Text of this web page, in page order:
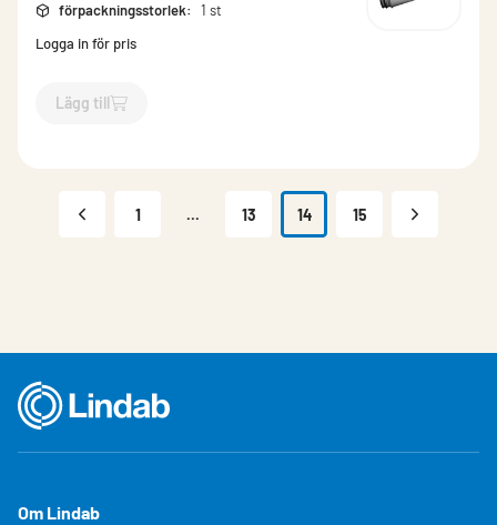
förpackningsstorlek:
1 st
Logga in för pris
Lägg till
`$Lägg till
1 ... 13 14 15
Om Lindab